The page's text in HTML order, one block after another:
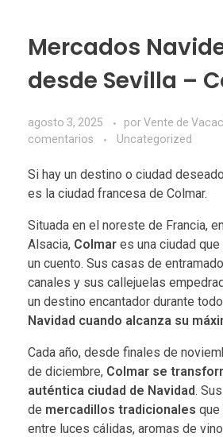
Mercados
desde Sevilla –
agosto 3, 2025 porVente de
comentarios
Uncategorized
Si hay un destino o ciudad
es la ciudad francesa de Colmar.
Situada en el noreste de Francia,
Alsacia, Colmar es una ciudad
un cuento. Sus casas de
canales y sus callejuelas
un destino encantador durante
Navidad cuando alcanza su
Cada año, desde finales de
de diciembre, Colmar se
auténtica ciudad de Navidad.
de mercadillos tradicionales que
entre luces cálidas, aromas de